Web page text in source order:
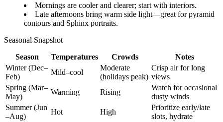
Mornings are cooler and clearer; start with interiors.
Late afternoons bring warm side light—great for pyramid
contours and Sphinx portraits.
Seasonal Snapshot
Season Temperatures Crowds
Notes
Winter (Dec–
Feb)
Mild–cool
Moderate
(holidays peak)
Crisp air for long
views
Spring (Mar–
May)
Warming Rising
Watch for occasional
dusty winds
Summer (Jun
–Aug)
Hot High
Prioritize early/late
slots, hydrate